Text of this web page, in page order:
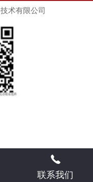
术有限公司

联系我们